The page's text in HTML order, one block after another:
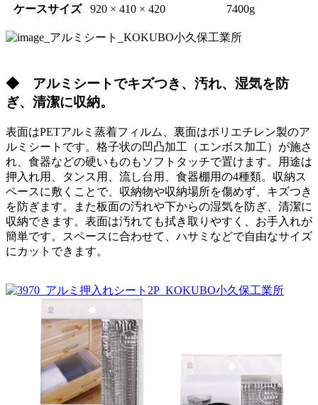
ケースサイズ
920 × 410 × 420 7400g
◆ アルミシートでキズつき、汚れ、湿気を防
ぎ、清潔に収納。
表面はPETアルミ蒸着フィルム、裏面はポリエチレン製のア
ルミシートです。格子状の凹凸加工（エンボス加工）が施さ
れ、食器などの硬いものもソフトタッチで置けます。用途は
押入れ用、タンス用、流し台用、食器棚用の4種類。収納ス
ペースに敷くことで、収納物や収納場所を傷めず、キズつき
を防ぎます。また板面の汚れや下からの湿気を防ぎ、清潔に
収納できます。表面は汚れても拭き取りやすく、お手入れが
簡単です。スペースに合わせて、ハサミなどで自由なサイズ
にカットできます。